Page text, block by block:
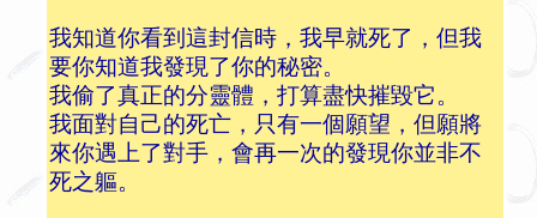
我知道你看到這封信時，我早就死了，但我
要你知道我發現了你的秘密。
我偷了真正的分靈體，打算盡快摧毀它。
我面對自己的死亡，只有一個願望，但願將
來你遇上了對手，會再一次的發現你並非不
死之軀。